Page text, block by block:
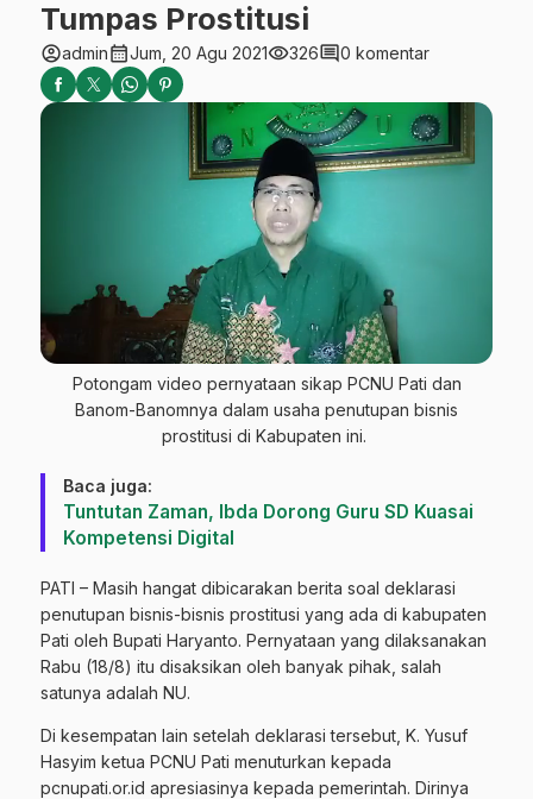
Tumpas Prostitusi
account_circleadmincalendar_monthJum, 20 Agu 2021visibility326comment0 komentar
Potongam video pernyataan sikap PCNU Pati dan
Banom-Banomnya dalam usaha penutupan bisnis
prostitusi di Kabupaten ini.
Baca juga:
Tuntutan Zaman, Ibda Dorong Guru SD Kuasai
Kompetensi Digital
PATI – Masih hangat dibicarakan berita soal deklarasi
penutupan bisnis-bisnis prostitusi yang ada di kabupaten
Pati oleh Bupati Haryanto. Pernyataan yang dilaksanakan
Rabu (18/8) itu disaksikan oleh banyak pihak, salah
satunya adalah NU.
Di kesempatan lain setelah deklarasi tersebut, K. Yusuf
Hasyim ketua PCNU Pati menuturkan kepada
pcnupati.or.id apresiasinya kepada pemerintah. Dirinya